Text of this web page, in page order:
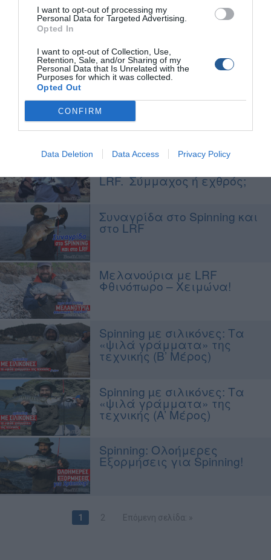
I want to opt-out of processing my
Personal Data for Targeted Advertising.
Opted In
I want to opt-out of Collection, Use,
Retention, Sale, and/or Sharing of my
Personal Data that Is Unrelated with the
Purposes for which it was collected.
Opted Out
CONFIRM
Data Deletion Data Access Privacy Policy
τεχνητά δολώματα
αρθρογράφου αλιείας
Light rock fishing: Tα
μεγαλύτερα τρόπαια του
LRF!
Light Rock Fishing: Πετρώδης
LRF. Σύμμαχος ή εχθρός;
Συναγρίδα στο Spinning και
στο LRF
Μελανούρια με LRF
Φθινόπωρο – Χειμώνα!
Spinning µε σιλικόνες: Τα
«ψιλά γράμματα» της
τεχνικής (B’ Μέρος)
Spinning µε σιλικόνες: Τα
«ψιλά γράμματα» της
τεχνικής (A’ Μέρος)
Spinning: Ολοήμερες
Εξορμήσεις για Spinning!
1 2 Επόμενη σελίδα: »